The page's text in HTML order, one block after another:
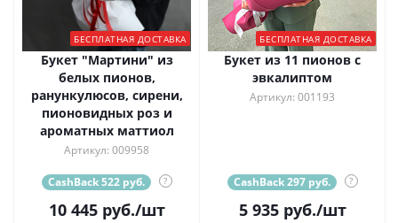
БЕСПЛАТНАЯ ДОСТАВКА
Букет "Мартини" из
белых пионов,
ранункулюсов, сирени,
пионовидных роз и
ароматных маттиол
Артикул: 009958
CashBack 522 руб. ?
10 445руб./шт
БЕСПЛАТНАЯ ДОСТАВКА
Букет из 11 пионов с
эвкалиптом
Артикул: 001193
CashBack 297 руб. ?
5 935руб./шт